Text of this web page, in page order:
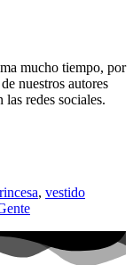
mucho tiempo, por
nuestros autores
redes sociales.
, vestido